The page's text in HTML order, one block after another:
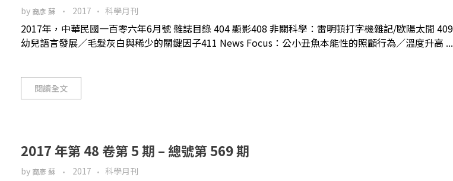
by 裔彥 蘇 2017 科學月刊
2017年，中華民國一百零六年6月號 雜誌目錄 404 顯影408 非關科學：雷明頓打字機雜記/歐陽太閒
幼兒語言發展／毛髮灰白與稀少的關鍵因子411 News Focus：公小丑魚本能性的照顧行為／溫度升高 ...
閱讀全文
2017 年第 48 卷第 5 期 – 總號第 569 期
by 裔彥 蘇 2017 科學月刊